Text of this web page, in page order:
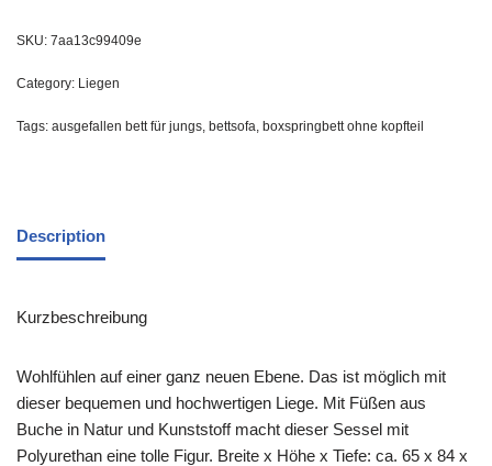
SKU: 7aa13c99409e
Category: Liegen
Tags: ausgefallen bett für jungs, bettsofa, boxspringbett ohne kopfteil
Description
Kurzbeschreibung
Wohlfühlen auf einer ganz neuen Ebene. Das ist möglich mit
dieser bequemen und hochwertigen Liege. Mit Füßen aus
Buche in Natur und Kunststoff macht dieser Sessel mit
Polyurethan eine tolle Figur. Breite x Höhe x Tiefe: ca. 65 x 84 x